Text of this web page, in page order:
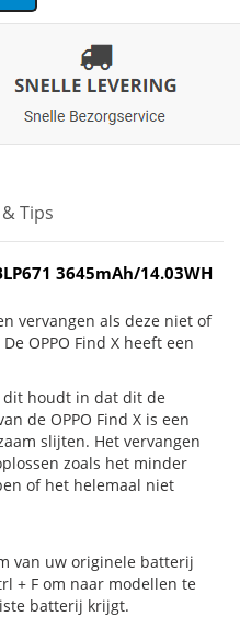
Tips
3645mAh/14.03WH
vervangen als deze niet of
OPPO Find X heeft een
dit houdt in dat dit de
de OPPO Find X is een
slijten. Het vervangen
zoals het minder
of het helemaal niet
van uw originele batterij
+ F om naar modellen te
batterij krijgt.